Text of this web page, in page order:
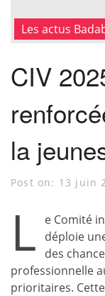
Les actus
CIV
la
Post on: 13 juin
L
e Comité
déploie
des
professionnelle
prioritaires.